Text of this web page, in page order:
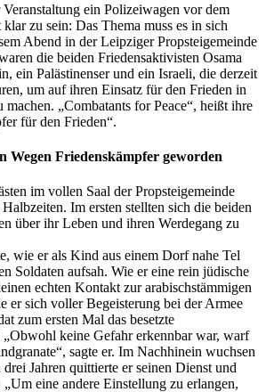
ein Polizeiwagen vor dem
zu sein: Das Thema muss es in sich
Abend in der Leipziger Propsteigemeinde
die beiden Friedensaktivisten Osama
ein Palästinenser und ein Israeli, die derzeit
um auf ihren Einsatz für den Frieden in
machen. „Combatants for Peace“, heißt ihre
für den Frieden“.
Wegen Friedenskämpfer geworden
im vollen Saal der Propsteigemeinde
Im ersten stellten sich die beiden
über ihr Leben und ihren Werdegang zu
wie er als Kind aus einem Dorf nahe Tel
Soldaten aufsah. Wie er eine rein jüdische
echten Kontakt zur arabischstämmigen
er sich voller Begeisterung bei der Armee
zum ersten Mal das besetzte
„Obwohl keine Gefahr erkennbar war, warf
sagte er. Im Nachhinein wuchsen
Jahren quittierte er seinen Dienst und
eine andere Einstellung zu erlangen,